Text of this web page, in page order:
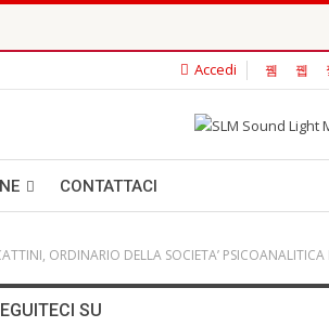
Accedi
CONTATTACI
ORDINARIO DELLA SOCIETA’
SU